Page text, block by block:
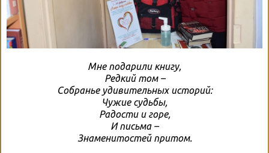
Мне подарили книгу,
Редкий том –
Собранье удивительных историй:
Чужие судьбы,
Радости и горе,
И письма –
Знаменитостей притом.